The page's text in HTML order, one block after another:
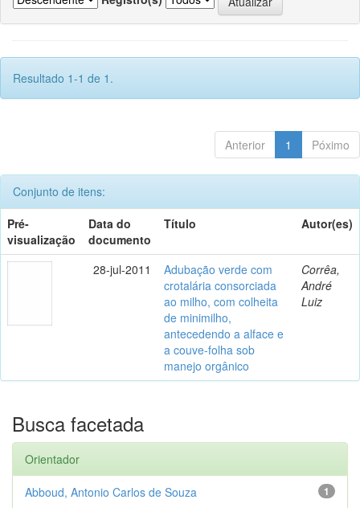
Resultado 1-1 de 1.
Anterior 1 Póximo
Conjunto de itens:
Pré-
visualização
Data do
documento
Título Autor(es)
28-jul-2011
Adubação verde com
crotalária consorciada
ao milho, com colheita
de minimilho,
antecedendo a alface e
a couve-folha sob
manejo orgânico
Corrêa,
André
Luiz
Busca facetada
Orientador
1
Abboud, Antonio Carlos de Souza